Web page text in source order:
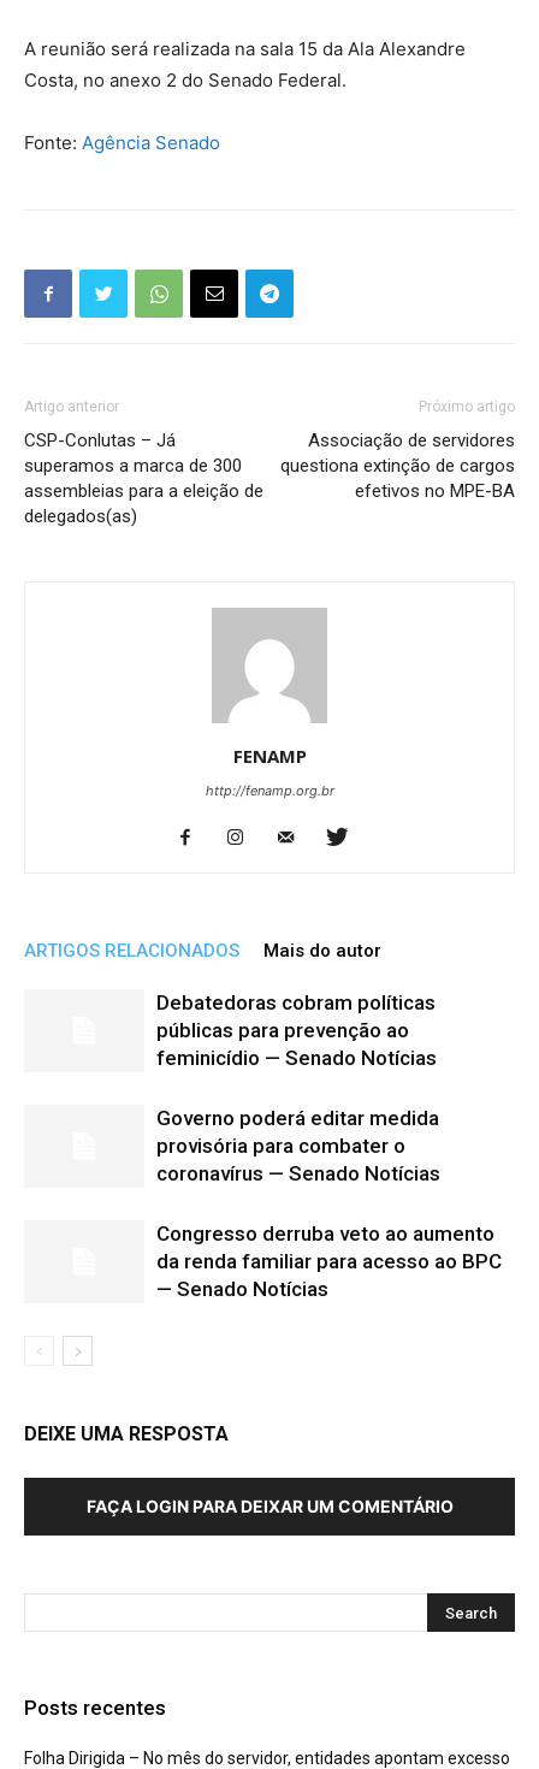
A reunião será realizada na sala 15 da Ala Alexandre
Costa, no anexo 2 do Senado Federal.
Fonte: Agência Senado
Artigo anterior
CSP-Conlutas – Já
superamos a marca de 300
assembleias para a eleição de
delegados(as)
Próximo artigo
Associação de servidores
questiona extinção de cargos
efetivos no MPE-BA
FENAMP
http://fenamp.org.br
ARTIGOS RELACIONADOS Mais do autor
Debatedoras cobram políticas
públicas para prevenção ao
feminicídio — Senado Notícias
Governo poderá editar medida
provisória para combater o
coronavírus — Senado Notícias
Congresso derruba veto ao aumento
da renda familiar para acesso ao BPC
— Senado Notícias
DEIXE UMA RESPOSTA
FAÇA LOGIN PARA DEIXAR UM COMENTÁRIO
Posts recentes
Folha Dirigida – No mês do servidor, entidades apontam excesso